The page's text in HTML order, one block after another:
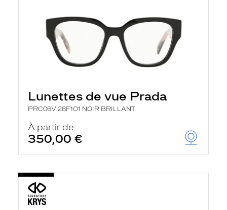
Lunettes de vue Prada
PRC06V 28F1O1 NOIR BRILLANT
À partir de
350,00 €